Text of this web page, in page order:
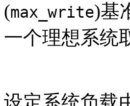
(max_write)基
一个理想系统